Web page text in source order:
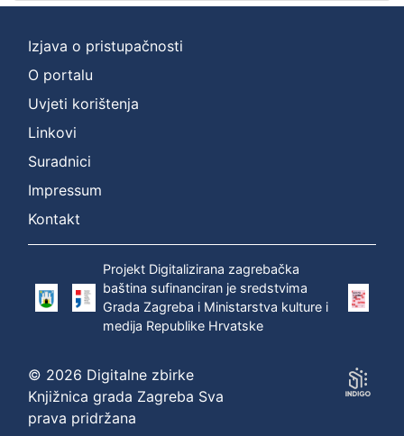
Izjava o pristupačnosti
O portalu
Uvjeti korištenja
Linkovi
Suradnici
Impressum
Kontakt
Projekt Digitalizirana zagrebačka
baština sufinanciran je sredstvima
Grada Zagreba i Ministarstva kulture i
medija Republike Hrvatske
© 2026 Digitalne zbirke
Knjižnica grada Zagreba Sva
prava pridržana